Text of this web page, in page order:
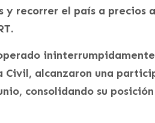
y recorrer el país a precios
alcanzaron una
consolidando su